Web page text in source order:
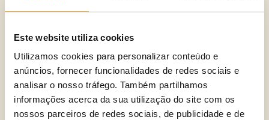
Este website utiliza cookies
Utilizamos cookies para personalizar conteúdo e
anúncios, fornecer funcionalidades de redes sociais e
analisar o nosso tráfego. Também partilhamos
informações acerca da sua utilização do site com os
nossos parceiros de redes sociais, de publicidade e de
Apenas um desenvolvimento prudente, que concilie
os meios para continuar a sua política da qualidade
com os seus residentes e utentes.
necessitam de serenidade e estabilidade que só uma
política de longo prazo pode proporcionar.